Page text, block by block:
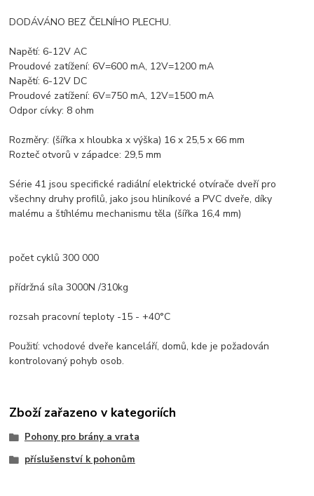
DODÁVÁNO BEZ ČELNÍHO PLECHU.
Napětí: 6-12V AC
Proudové zatížení: 6V=600 mA, 12V=1200 mA
Napětí: 6-12V DC
Proudové zatížení: 6V=750 mA, 12V=1500 mA
Odpor cívky: 8 ohm
Rozměry: (šířka x hloubka x výška) 16 x 25,5 x 66 mm
Rozteč otvorů v západce: 29,5 mm
Série 41 jsou specifické radiální elektrické otvírače dveří pro
všechny druhy profilů, jako jsou hliníkové a PVC dveře, díky
malému a štíhlému mechanismu těla (šířka 16,4 mm)
počet cyklů 300 000
přídržná síla 3000N /310kg
rozsah pracovní teploty -15 - +40°C
Použití: vchodové dveře kanceláří, domů, kde je požadován
kontrolovaný pohyb osob.
Zboží zařazeno v kategoriích
Pohony pro brány a vrata
příslušenství k pohonům